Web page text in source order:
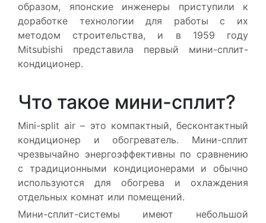
образом, японские инженеры приступили к
доработке технологии для работы с их
методом строительства, и в 1959 году
Mitsubishi представила первый мини-сплит-
кондиционер.
Что такое мини-сплит?
Mini-split air – это компактный, бесконтактный
кондиционер и обогреватель. Мини-сплит
чрезвычайно энергоэффективны по сравнению
с традиционными кондиционерами и обычно
используются для обогрева и охлаждения
отдельных комнат или помещений.
Мини-сплит-системы имеют небольшой